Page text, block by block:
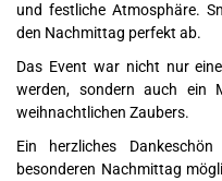
und festliche Atmosphäre.
den Nachmittag perfekt ab.
Das Event war nicht nur
werden, sondern auch ein
weihnachtlichen Zaubers.
Ein herzliches
besonderen Nachmittag